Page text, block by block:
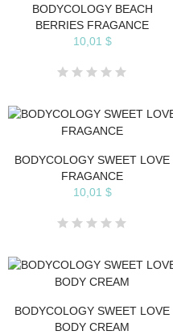
BODYCOLOGY BEACH
BERRIES FRAGANCE
10,01 $
BODYCOLOGY SWEET LOVE
FRAGANCE
10,01 $
BODYCOLOGY SWEET LOVE
BODY CREAM